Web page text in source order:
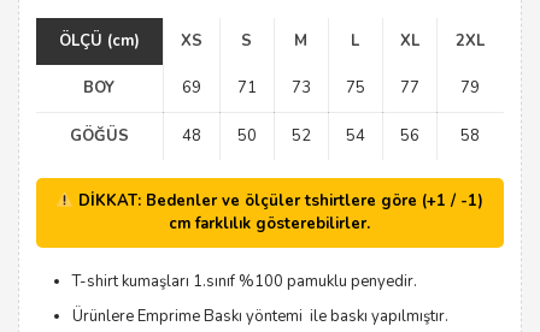
ÖLÇÜ (cm) XS S M L XL 2XL
BOY 69 71 73 75 77 79
GÖĞÜS 48 50 52 54 56 58
DİKKAT: Bedenler ve ölçüler tshirtlere göre (+1 / -1)
cm farklılık gösterebilirler.
T-shirt kumaşları 1.sınıf %100 pamuklu penyedir.
Ürünlere Emprime Baskı yöntemi ile baskı yapılmıştır.